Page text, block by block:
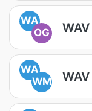
WA
OG
WA
WM